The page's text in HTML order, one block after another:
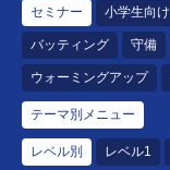
セミナー 小学生向け
バッティング 守備
ウォーミングアップ
テーマ別メニュー
レベル別 レベル1